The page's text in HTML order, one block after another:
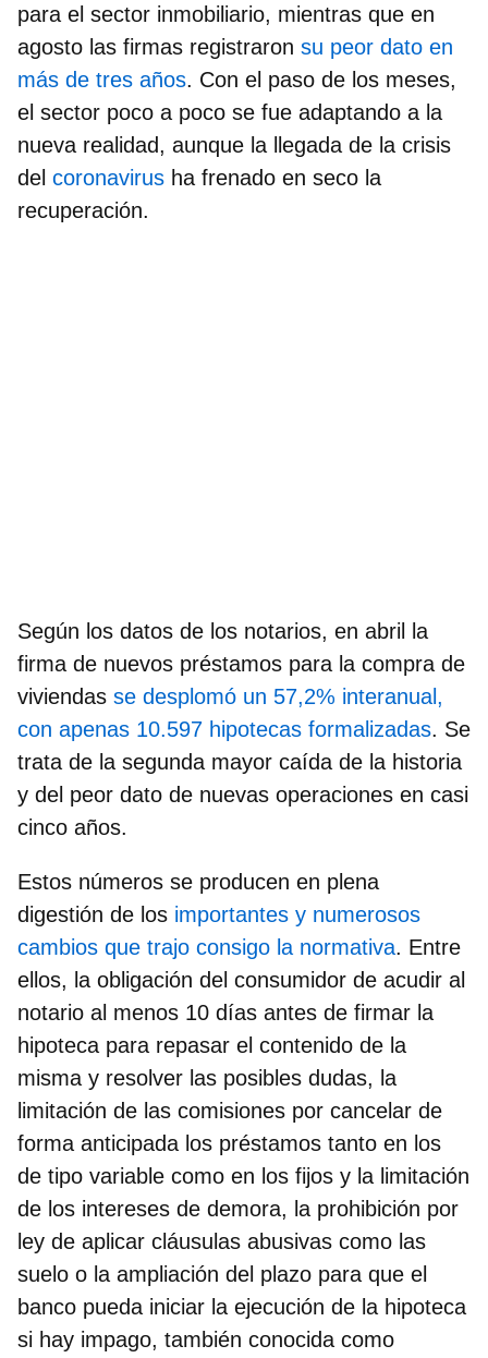
para el sector inmobiliario, mientras que en
agosto las firmas registraron su peor dato en
más de tres años. Con el paso de los meses,
el sector poco a poco se fue adaptando a la
nueva realidad, aunque la llegada de la crisis
del coronavirus ha frenado en seco la
recuperación.
Según los datos de los notarios, en abril la
firma de nuevos préstamos para la compra de
viviendas se desplomó un 57,2% interanual,
con apenas 10.597 hipotecas formalizadas. Se
trata de la segunda mayor caída de la historia
y del peor dato de nuevas operaciones en casi
cinco años.
Estos números se producen en plena
digestión de los importantes y numerosos
cambios que trajo consigo la normativa. Entre
ellos, la obligación del consumidor de acudir al
notario al menos 10 días antes de firmar la
hipoteca para repasar el contenido de la
misma y resolver las posibles dudas, la
limitación de las comisiones por cancelar de
forma anticipada los préstamos tanto en los
de tipo variable como en los fijos y la limitación
de los intereses de demora, la prohibición por
ley de aplicar cláusulas abusivas como las
suelo o la ampliación del plazo para que el
banco pueda iniciar la ejecución de la hipoteca
si hay impago, también conocida como